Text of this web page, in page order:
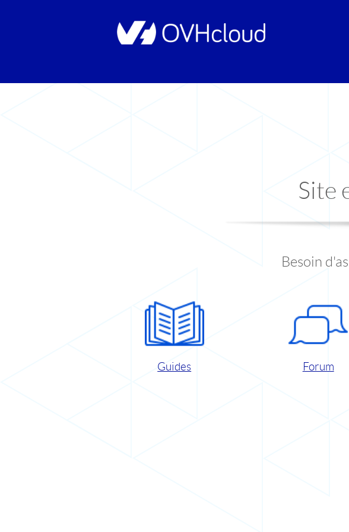
Site
Besoin
Guides Forum